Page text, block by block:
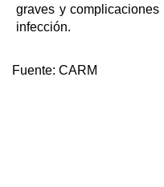
graves y
infección.
Fuente: CARM